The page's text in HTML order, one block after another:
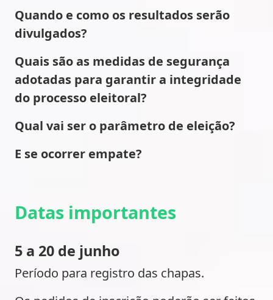
Quando e como os resultados serão
divulgados?
Quais são as medidas de segurança
adotadas para garantir a integridade
do processo eleitoral?
Qual vai ser o parâmetro de eleição?
E se ocorrer empate?
Datas importantes
5 a 20 de junho
Período para registro das chapas.